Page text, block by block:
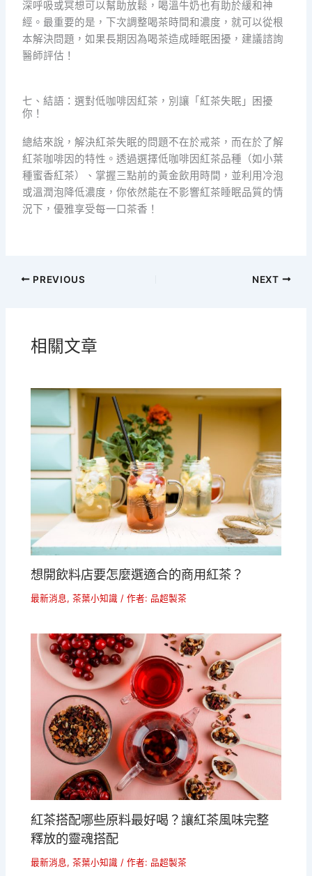
深呼吸或冥想可以幫助放鬆，喝溫牛奶也有助於緩和神
經。最重要的是，下次調整喝茶時間和濃度，就可以從根
本解決問題，如果長期因為喝茶造成睡眠困擾，建議諮詢
醫師評估！
七、結語：選對低咖啡因紅茶，別讓「紅茶失眠」困擾
你！
總結來說，解決紅茶失眠的問題不在於戒茶，而在於了解
紅茶咖啡因的特性。透過選擇低咖啡因紅茶品種（如小葉
種蜜香紅茶）、掌握三點前的黃金飲用時間，並利用冷泡
或溫潤泡降低濃度，你依然能在不影響紅茶睡眠品質的情
況下，優雅享受每一口茶香！
PREVIOUS NEXT
相關文章
想開飲料店要怎麼選適合的商用紅茶？
最新消息,茶葉小知識 / 作者: 品超製茶
紅茶搭配哪些原料最好喝？讓紅茶風味完整
釋放的靈魂搭配
最新消息 ,茶葉小知識 / 作者: 品超製茶